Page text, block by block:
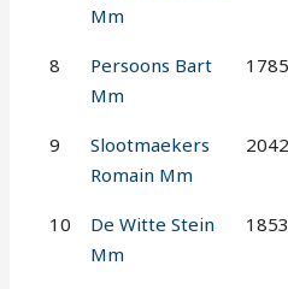
Mm
8
Persoons Bart
Mm
1785
9
Slootmaekers
Romain Mm
2042
10
De Witte Stein
Mm
1853